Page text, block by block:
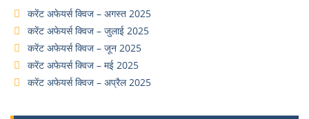
करेंट अफेयर्स क्विज – अगस्त 2025
करेंट अफेयर्स क्विज – जुलाई 2025
करेंट अफेयर्स क्विज – जून 2025
करेंट अफेयर्स क्विज – मई 2025
करेंट अफेयर्स क्विज – अप्रैल 2025